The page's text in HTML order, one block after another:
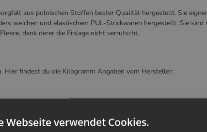
aus polnischen Stoffen bester Qualität hergestellt. Sie
weichen und elastischem PUL-Strickwaren hergestellt. Sie
dank derer die Einlage nicht verrutscht.
Hier findest du die Kilogramm Angaben vom Hersteller:
Webseite verwendet Cookies.